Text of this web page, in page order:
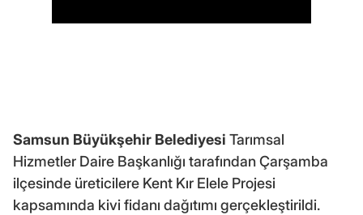
Samsun Büyükşehir Belediyesi Tarımsal
Hizmetler Daire Başkanlığı tarafından Çarşamba
ilçesinde üreticilere Kent Kır Elele Projesi
kapsamında kivi fidanı dağıtımı gerçekleştirildi.